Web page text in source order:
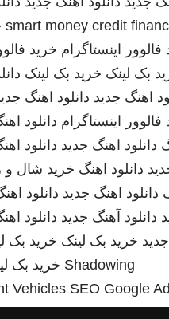
smart money credit
فالوور اینستاگرام خرید
بک لینک خرید بک لینک
اهنگ جدید دانلود اهنگ
فالوور اینستاگرام دانلود
دانلود اهنگ جدید دانلود
دانلود اهنگ خرید شال
دانلود اهنگ جدید دانلود
دانلود آهنگ جدید دانلود
خرید بک لینک خرید بک
Shadowing خرید بک
Vehicles SEO Google